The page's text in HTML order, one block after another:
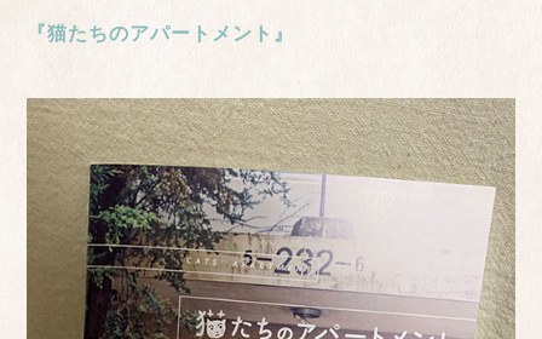
『猫たちのアパートメント』